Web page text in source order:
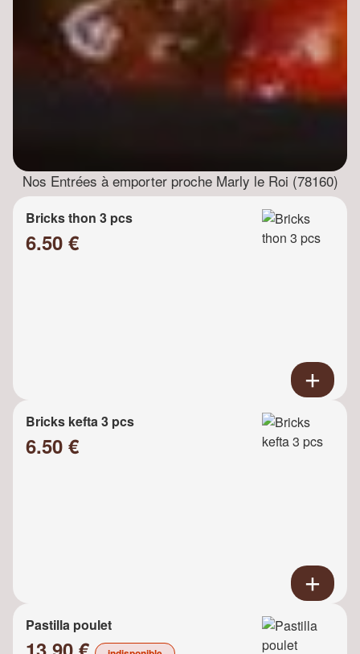
Nos Entrées à emporter proche Marly le Roi (78160)
Bricks thon 3 pcs
6.50 €
Bricks kefta 3 pcs
6.50 €
Pastilla poulet